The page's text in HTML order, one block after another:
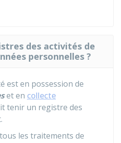
des activités de
personnelles ?
est en possession de
et en collecte
tenir un registre des
les traitements de